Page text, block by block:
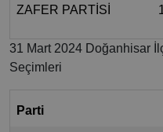
ZAFER PARTİSİ
31 Mart 2024 Doğanhisar
Seçimleri
Parti